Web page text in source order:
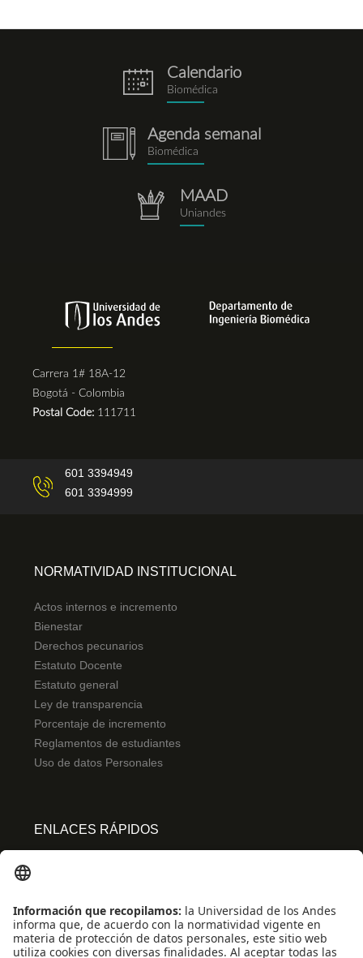
eventos.png
Calendario
Biomédica
notebook.png
Agenda semanal
Biomédica
repositorio.png
MAAD
Uniandes
Carrera 1# 18A-12
Bogotá - Colombia
Postal Code: 111711
601 3394949
601 3394999
NORMATIVIDAD INSTITUCIONAL
Actos internos e incremento
Bienestar
Derechos pecunarios
Estatuto Docente
Estatuto general
Ley de transparencia
Porcentaje de incremento
Reglamentos de estudiantes
Uso de datos Personales
ENLACES RÁPIDOS
Convivencia y transparencia
Emergencias: Extensión 0000
Eventos destacados